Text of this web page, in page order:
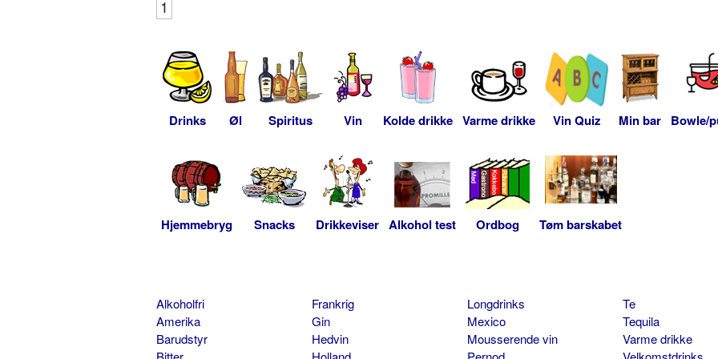
1
Drinks Øl Spiritus Vin Kolde drikke Varme drikke Vin Quiz Min bar Bowle/
Hjemmebryg Snacks Drikkeviser Alkohol test Ordbog Tøm barskabet
Alkoholfri
Amerika
Barudstyr
Frankrig
Gin
Hedvin
Longdrinks
Mexico
Mousserende vin
Te
Tequila
Varme drikke